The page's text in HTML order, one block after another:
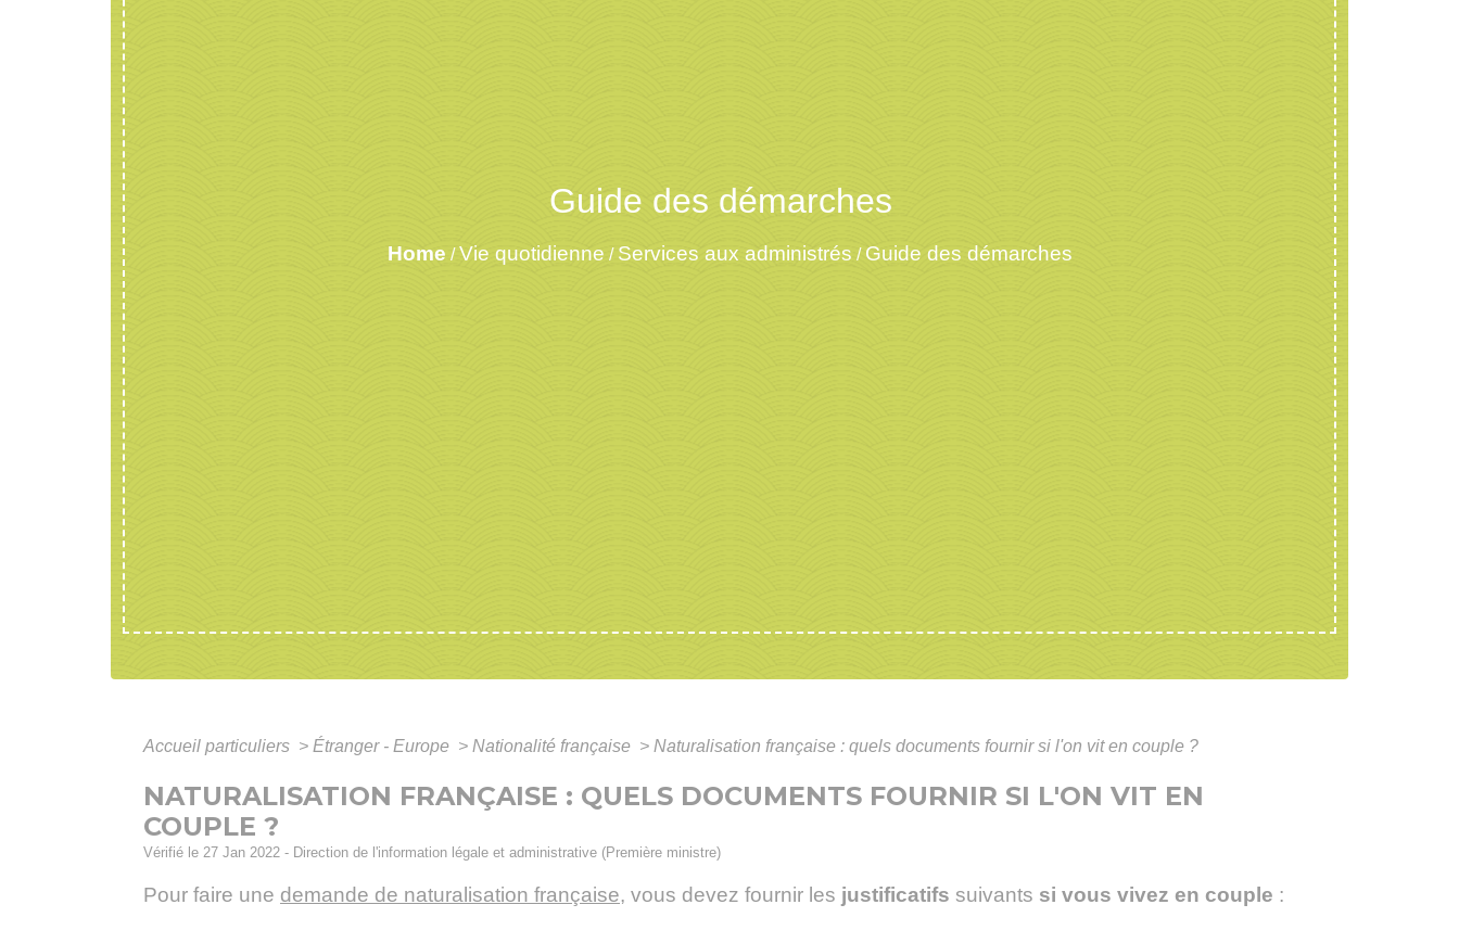
Guide des démarches
Home /Vie quotidienne / Services aux administrés / Guide des démarches
Accueil particuliers > Étranger - Europe > Nationalité française > Naturalisation française : quels documents fournir si l'on vit en couple ?
NATURALISATION FRANÇAISE : QUELS DOCUMENTS FOURNIR SI L'ON VIT EN
COUPLE ?
Vérifié le 27 Jan 2022 - Direction de l'information légale et administrative (Première ministre)
Pour faire une demande de naturalisation française, vous devez fournir les justificatifs suivants si vous vivez en couple :